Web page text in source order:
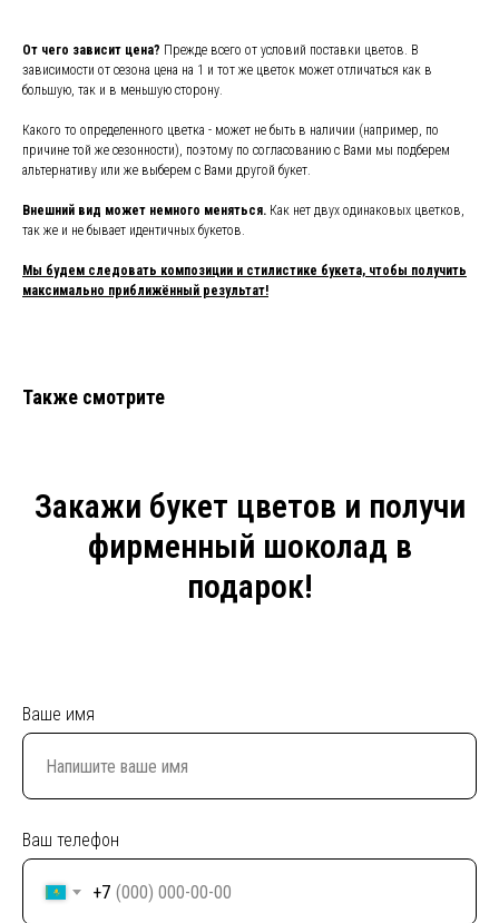
От чего зависит цена? Прежде всего от условий поставки цветов. В
зависимости от сезона цена на 1 и тот же цветок может отличаться как в
большую, так и в меньшую сторону.
Какого то определенного цветка - может не быть в наличии (например, по
причине той же сезонности), поэтому по согласованию с Вами мы подберем
альтернативу или же выберем с Вами другой букет.
Внешний вид может немного меняться. Как нет двух одинаковых цветков,
так же и не бывает идентичных букетов.
Мы будем следовать композиции и стилистике букета, чтобы получить
максимально приближённый результат!
Также смотрите
Закажи букет цветов и получи
фирменный шоколад в
подарок!
Ваше имя
Ваш телефон
+7